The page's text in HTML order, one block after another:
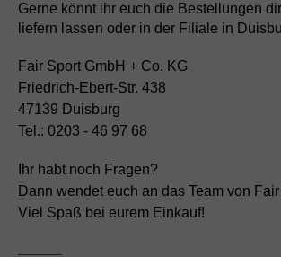
Gerne könnt ihr euch die Bestellungen
liefern lassen oder in der Filiale in
Fair Sport GmbH + Co. KG
Friedrich-Ebert-Str. 438
47139 Duisburg
Tel.: 0203 - 46 97 68
Ihr habt noch Fragen?
Dann wendet euch an das Team von
Viel Spaß bei eurem Einkauf!